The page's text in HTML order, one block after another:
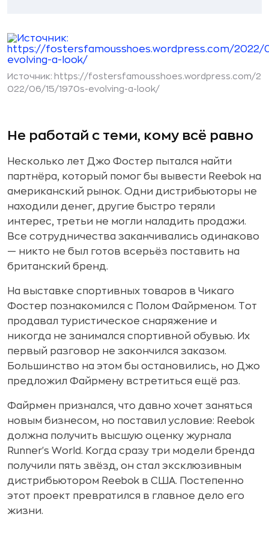
Источник: https://fostersfamousshoes.wordpress.com/2
022/06/15/1970s-evolving-a-look/
Не работай с теми, кому всё равно
Несколько лет Джо Фостер пытался найти
партнёра, который помог бы вывести Reebok на
американский рынок. Одни дистрибьюторы не
находили денег, другие быстро теряли
интерес, третьи не могли наладить продажи.
Все сотрудничества заканчивались одинаково
— никто не был готов всерьёз поставить на
британский бренд.
На выставке спортивных товаров в Чикаго
Фостер познакомился с Полом Файрменом. Тот
продавал туристическое снаряжение и
никогда не занимался спортивной обувью. Их
первый разговор не закончился заказом.
Большинство на этом бы остановились, но Джо
предложил Файрмену встретиться ещё раз.
Файрмен признался, что давно хочет заняться
новым бизнесом, но поставил условие: Reebok
должна получить высшую оценку журнала
Runner's World. Когда сразу три модели бренда
получили пять звёзд, он стал эксклюзивным
дистрибьютором Reebok в США. Постепенно
этот проект превратился в главное дело его
жизни.